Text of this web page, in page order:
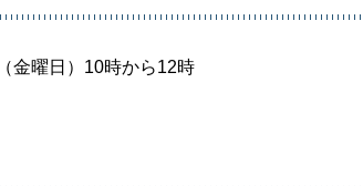
金曜日）10時から12時